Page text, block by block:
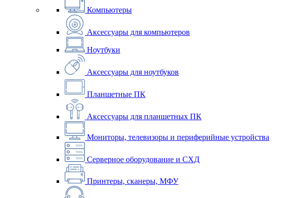
Компьютеры
Аксессуары для компьютеров
Ноутбуки
Аксессуары для ноутбуков
Планшетные ПК
Аксессуары для планшетных ПК
Мониторы, телевизоры и периферийные устройства
Серверное оборудование и СХД
Принтеры, сканеры, МФУ